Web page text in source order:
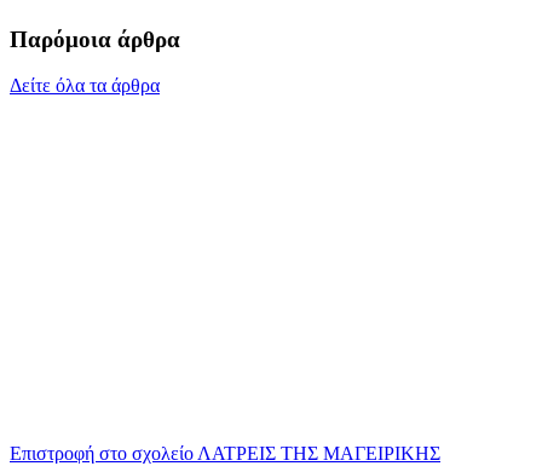
Παρόμοια άρθρα
Δείτε όλα τα άρθρα
Επιστροφή στο σχολείο ΛΑΤΡΕΙΣ ΤΗΣ ΜΑΓΕΙΡΙΚΗΣ